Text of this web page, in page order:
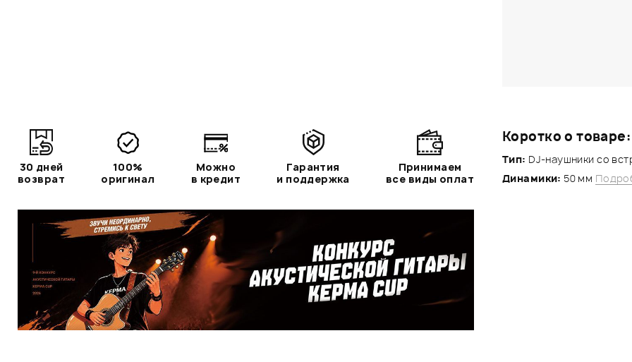
Коротко о товаре:
Тип: DJ-наушники со
Динамики: 50 мм
30 дней
возврат
100%
оригинал
Можно
в кредит
Гарантия
и поддержка
Принимаем
все виды оплат